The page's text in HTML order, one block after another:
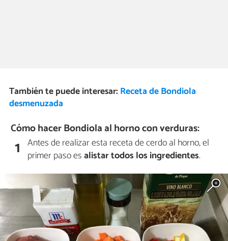
También te puede interesar: Receta de Bondiola
desmenuzada
Cómo hacer Bondiola al horno con verduras:
1 Antes de realizar esta receta de cerdo al horno, el
primer paso esalistar todos los ingredientes.